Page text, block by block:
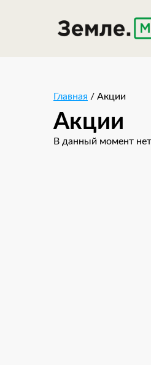
Главная / Акции
Акции
В данный момент